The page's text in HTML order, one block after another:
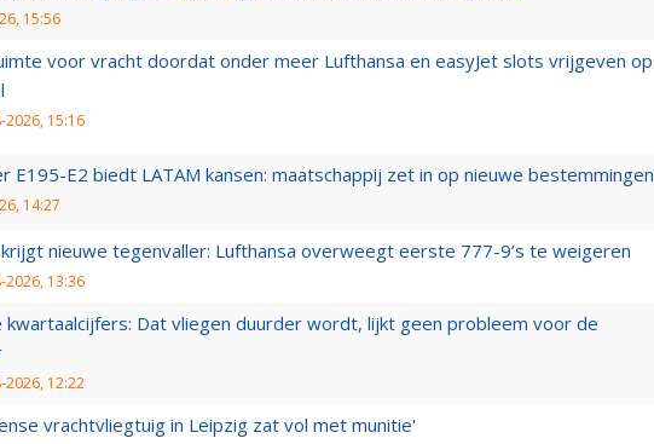
15:56
voor vracht doordat onder meer Lufthansa en easyJet slots vrijgeven op
2026, 15:16
E195-E2 biedt LATAM kansen: maatschappij zet in op nieuwe bestemmingen
14:27
nieuwe tegenvaller: Lufthansa overweegt eerste 777-9’s te weigeren
2026, 13:36
kwartaalcijfers: Dat vliegen duurder wordt, lijkt geen probleem voor de
2026, 12:22
vrachtvliegtuig in Leipzig zat vol met munitie'